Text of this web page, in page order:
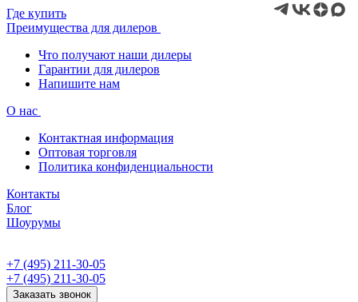
Где купить
Преимущества для дилеров
Что получают наши дилеры
Гарантии для дилеров
Напишите нам
О нас
Контактная информация
Оптовая торговля
Политика конфиденциальности
Контакты
Блог
Шоурумы
+7 (495) 211-30-05
+7 (495) 211-30-05
Заказать звонок